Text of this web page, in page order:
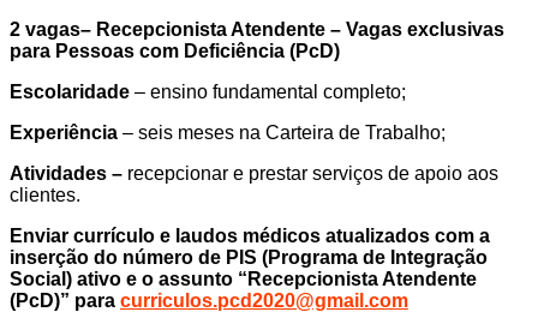
2 vagas– Recepcionista Atendente – Vagas exclusivas
para Pessoas com Deficiência (PcD)
Escolaridade – ensino fundamental completo;
Experiência – seis meses na Carteira de Trabalho;
Atividades – recepcionar e prestar serviços de apoio aos
clientes.
Enviar currículo e laudos médicos atualizados com a
inserção do número de PIS (Programa de Integração
Social ) ativo e o assunto “ Recepcionista Atendente
(PcD)” para curriculos.pcd2020@gmail.com